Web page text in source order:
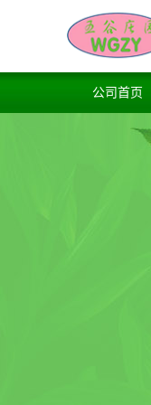
公司首页